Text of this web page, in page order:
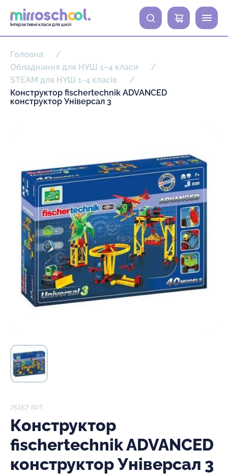
Інтерактивні класи для шкіл
0
Головна
Обладнання для НУШ 1–4 класи
STEAM для НУШ 1-4 класів
Конструктор fischertechnik ADVANCED
конструктор Універсал 3
75157 арт
Конструктор
fischertechnik ADVANCED
конструктор Універсал 3